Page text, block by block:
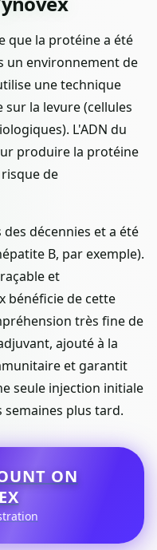
que la protéine a été
un environnement de
une technique
la levure (cellules
L'ADN du
produire la protéine
de
décennies et a été
B, par exemple).
et
bénéficie de cette
très fine de
ajouté à la
et garantit
seule injection initiale
plus tard.
ON